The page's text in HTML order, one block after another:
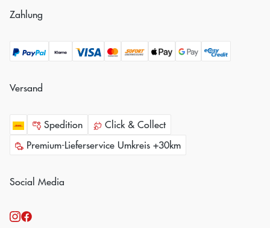
Zahlung
Versand
Spedition
Click & Collect
Premium-Lieferservice Umkreis +30km
Social Media